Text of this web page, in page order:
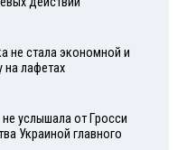
не стала экономной и
на лафетах
услышала от Гросси
Украиной главного